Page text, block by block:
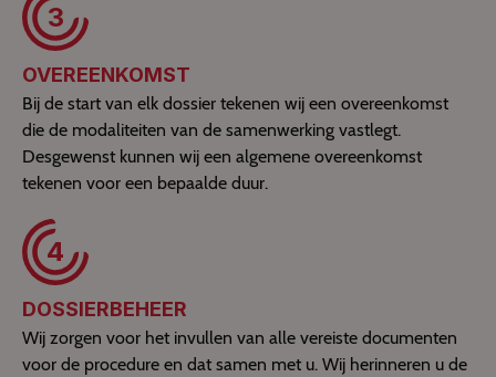
3
OVEREENKOMST
Bij de start van elk dossier tekenen wij een overeenkomst
die de modaliteiten van de samenwerking vastlegt.
Desgewenst kunnen wij een algemene overeenkomst
tekenen voor een bepaalde duur.
4
DOSSIERBEHEER
Wij zorgen voor het invullen van alle vereiste documenten
voor de procedure en dat samen met u. Wij herinneren u de